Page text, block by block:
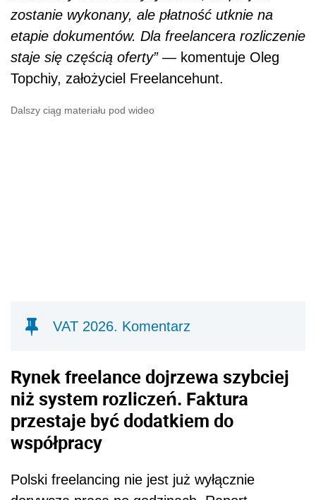
zostanie wykonany, ale płatność utknie na
etapie dokumentów. Dla freelancera rozliczenie
staje się częścią oferty”— komentuje Oleg
Topchiy, założyciel Freelancehunt.
Dalszy ciąg materiału pod wideo
VAT 2026. Komentarz
Rynek freelance dojrzewa szybciej
niż system rozliczeń. Faktura
przestaje być dodatkiem do
współpracy
Polski freelancing nie jest już wyłącznie